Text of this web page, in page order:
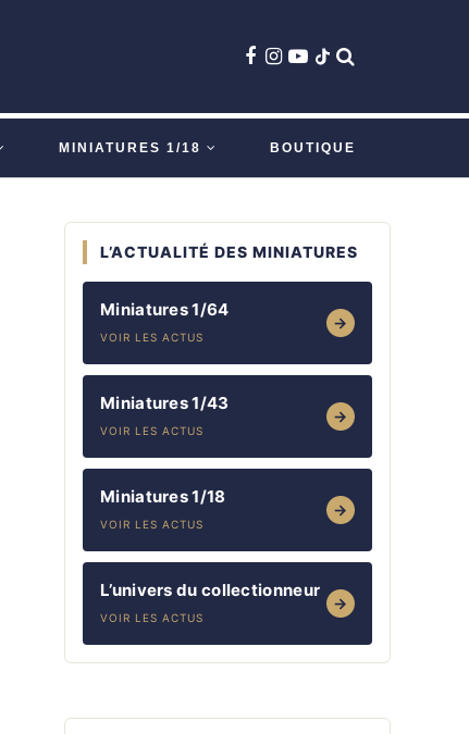
MINIATURES 1/18 BOUTIQUE
L’ACTUALITÉ DES MINIATURES
Miniatures 1/64
VOIR LES ACTUS
→
Miniatures 1/43
VOIR LES ACTUS
→
Miniatures 1/18
VOIR LES ACTUS
→
L’univers du collectionneur
VOIR LES ACTUS
→